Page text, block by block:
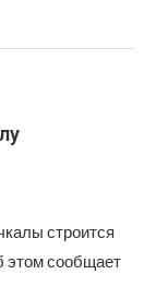
строится
этом сообщает